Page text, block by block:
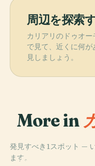
周辺を探索
カリアリのドゥオー
で見て、近くに何が
見しましょう。
More in
発見すべき1スポット —
ます。
PLACE
ボナリアの聖母